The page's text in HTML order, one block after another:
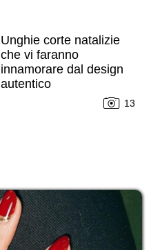
Unghie corte natalizie
che vi faranno
innamorare dal design
autentico
13